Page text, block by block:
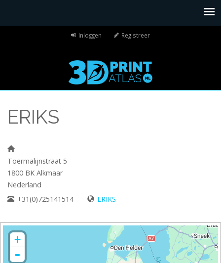
Inloggen Registreer
ERIKS
Toermalijnstraat 5
1800 BK Alkmaar
Nederland
+31(0)725141514
ERIKS
+
-